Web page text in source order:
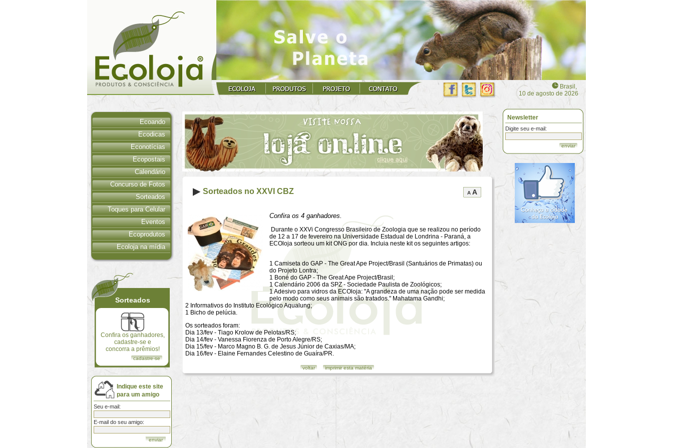
Brasil,
10 de agosto de 2026
Ecoando
Ecodicas
Econotícias
Ecopostais
Calendário
Concurso de Fotos
Sorteados
Toques para Celular
Eventos
Ecoprodutos
Ecoloja na mídia
Sorteados
Confira os ganhadores,
cadastre-se e
concorra a prêmios!
cadastre-se
Indique este site
para um amigo
Seu e-mail:
E-mail do seu amigo:
A A
Sorteados no XXVI CBZ
Confira os 4 ganhadores.
Durante o XXVi Congresso Brasileiro de Zoologia que se realizou no período
de 12 a 17 de fevereiro na Universidade Estadual de Londrina - Paraná, a
ECOloja sorteou um kit ONG por dia. Incluia neste kit os seguintes artigos:
1 Camiseta do GAP - The Great Ape Project/Brasil (Santuários de Primatas) ou
do Projeto Lontra;
1 Boné do GAP - The Great Ape Project/Brasil;
1 Calendário 2006 da SPZ - Sociedade Paulista de Zoológicos;
1 Adesivo para vidros da ECOloja: "A grandeza de uma nação pode ser medida
pelo modo como seus animais são tratados." Mahatama Gandhi;
2 Informativos do Instituto Ecológico Aqualung;
1 Bicho de pelúcia.
Os sorteados foram:
Dia 13/fev - Tiago Krolow de Pelotas/RS;
Dia 14/fev - Vanessa Fiorenza de Porto Alegre/RS;
Dia 15/fev - Marco Magno B. G. de Jesus Júnior de Caxias/MA;
Dia 16/fev - Elaine Fernandes Celestino de Guaíra/PR.
voltar imprimir esta matéria
Newsletter
Digite seu e-mail:
enviar